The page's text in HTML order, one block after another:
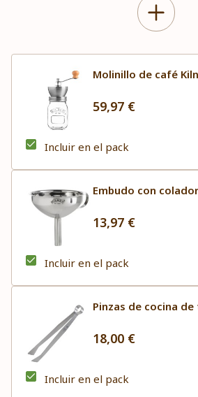
Molinillo de café
59,97 €
Incluir en el pack
Embudo con
13,97 €
Incluir en el pack
Pinzas de cocina
18,00 €
Incluir en el pack